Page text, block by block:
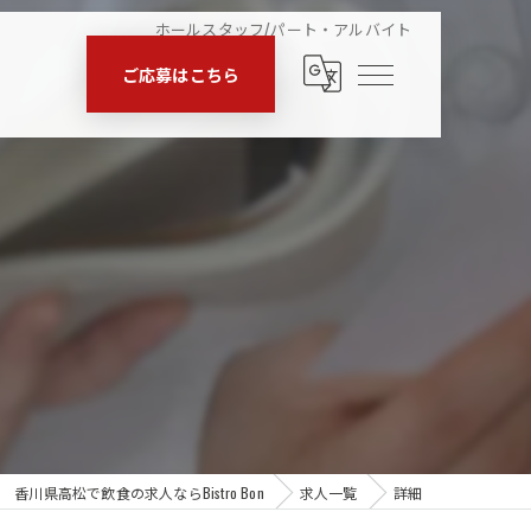
ホールスタッフ/パート・アルバイト
ご応募はこちら
香川県高松で飲食の求人ならBistro Bon 求人一覧 詳細